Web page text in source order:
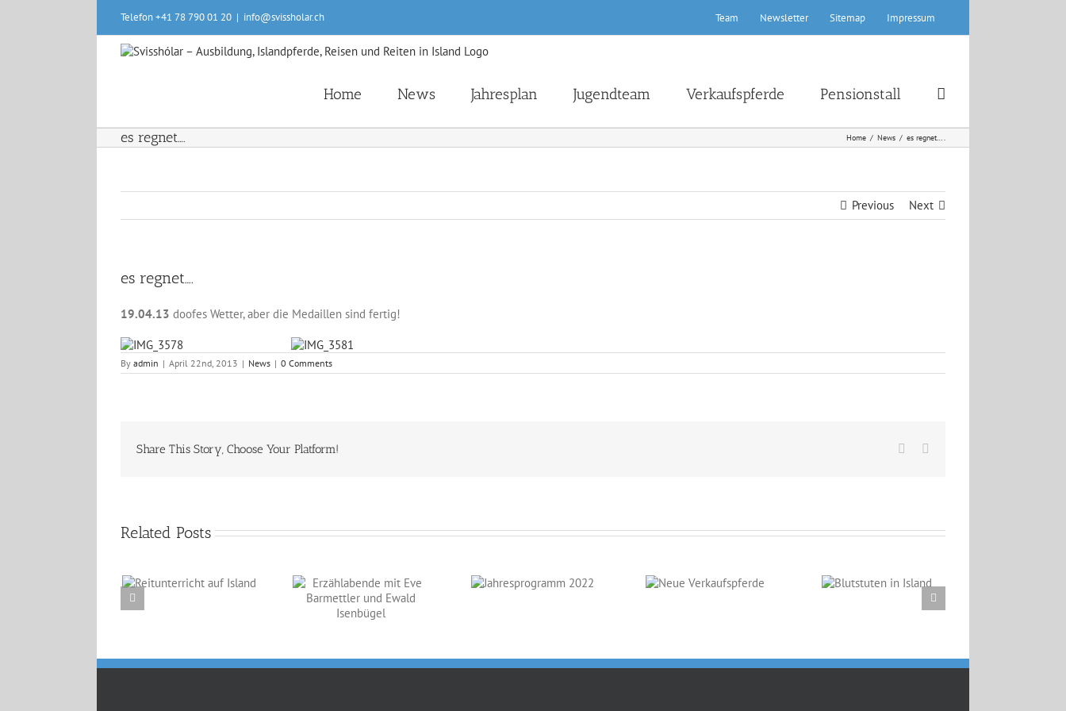
Telefon +41 78 790 01 20 | info@svissholar.ch Team Newsletter Sitemap Impressum
Home News Jahresplan Jugendteam Verkaufspferde Pensionstall
es regnet…. Home News es regnet….
Previous Next
es regnet….
19.04.13 doofes Wetter, aber die Medaillen sind fertig!
By admin | April 22nd, 2013 | News | 0 Comments
Share This Story, Choose Your Platform! Facebook
Related Posts
Jahresprogramm
2022
Neue
Blutstuten in